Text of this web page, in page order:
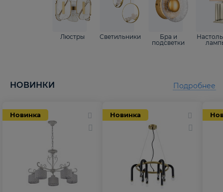
Люстры Светильники
Бра и
подсветки
НОВИНКИ
Новинка Новинка
Подробнее